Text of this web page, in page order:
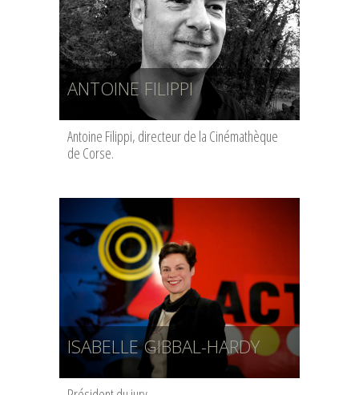
ANTOINE FILIPPI
Antoine Filippi, directeur de la Cinémathèque
de Corse.
ISABELLE GIBBAL-HARDY